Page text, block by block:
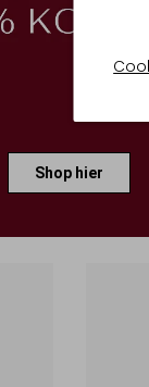
Shop hier